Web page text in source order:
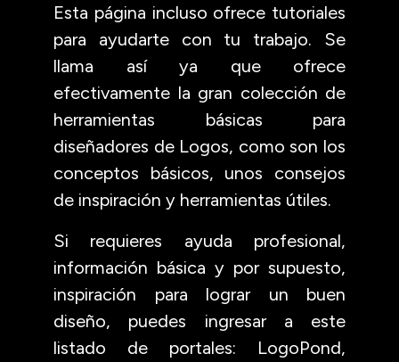
Esta página incluso ofrece tutoriales
para ayudarte con tu trabajo. Se
llama así ya que ofrece
efectivamente la gran colección de
herramientas básicas para
diseñadores de Logos, como son los
conceptos básicos, unos consejos
de inspiración y herramientas útiles.
Si requieres ayuda profesional,
información básica y por supuesto,
inspiración para lograr un buen
diseño, puedes ingresar a este
listado de portales: LogoPond,